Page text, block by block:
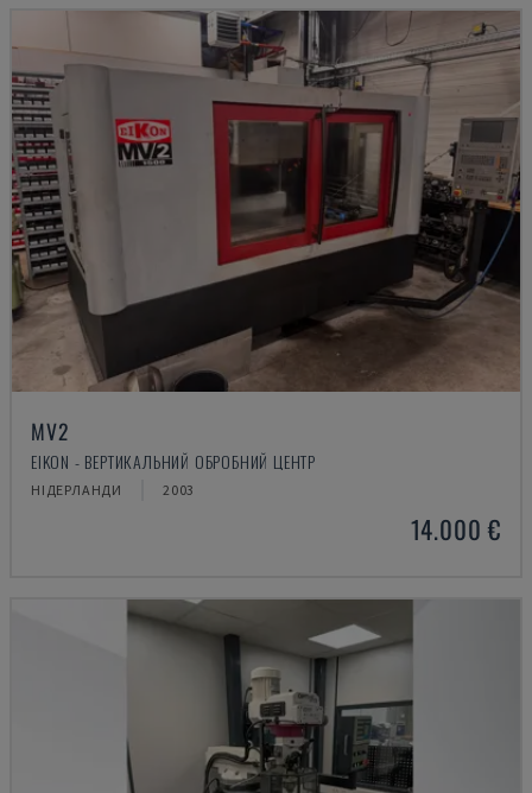
MV2
EIKON - ВЕРТИКАЛЬНИЙ ОБРОБНИЙ ЦЕНТР
НІДЕРЛАНДИ 2003
14.000 €